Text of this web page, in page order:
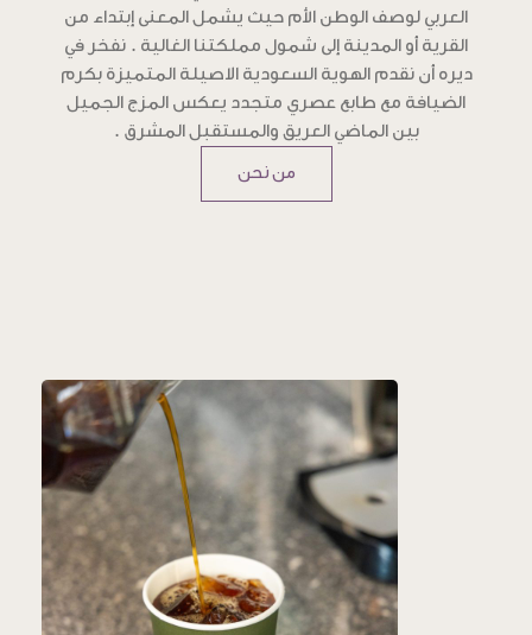
العربي لوصف الوطن الأم حيث يشمل المعنى إبتداء من
القرية أو المدينة إلى شمول مملكتنا الغالية . نفخر في
ديره أن نقدم الهوية السعودية الاصيلة المتميزة بكرم
الضيافة مع طابع عصري متجدد يعكس المزج الجميل
بين الماضي العريق والمستقبل المشرق .
من نحن